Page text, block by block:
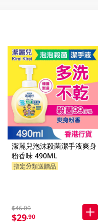
潔麗兒泡沫殺菌潔手液爽身
粉香味 490ML
指定分類送贈品
$46.00
$29.90